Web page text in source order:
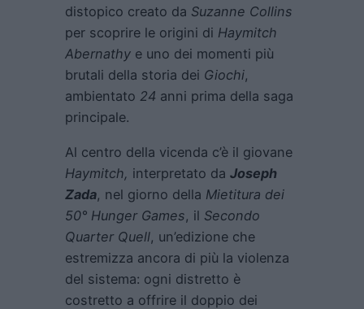
distopico creato da Suzanne Collins
per scoprire le origini di Haymitch
Abernathy e uno dei momenti più
brutali della storia dei Giochi,
ambientato 24 anni prima della saga
principale.
Al centro della vicenda c’è il giovane
Haymitch, interpretato da Joseph
Zada, nel giorno della Mietitura dei
50° Hunger Games, il Secondo
Quarter Quell, un’edizione che
estremizza ancora di più la violenza
del sistema: ogni distretto è
costretto a offrire il doppio dei